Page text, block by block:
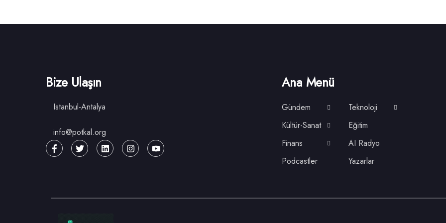
Bize Ulaşın
Istanbul-Antalya
info@potkal.org
Ana Menü
Gündem
Teknoloji
Kültür-Sanat
Eğitim
Finans
AI Radyo
Podcastler
Yazarlar